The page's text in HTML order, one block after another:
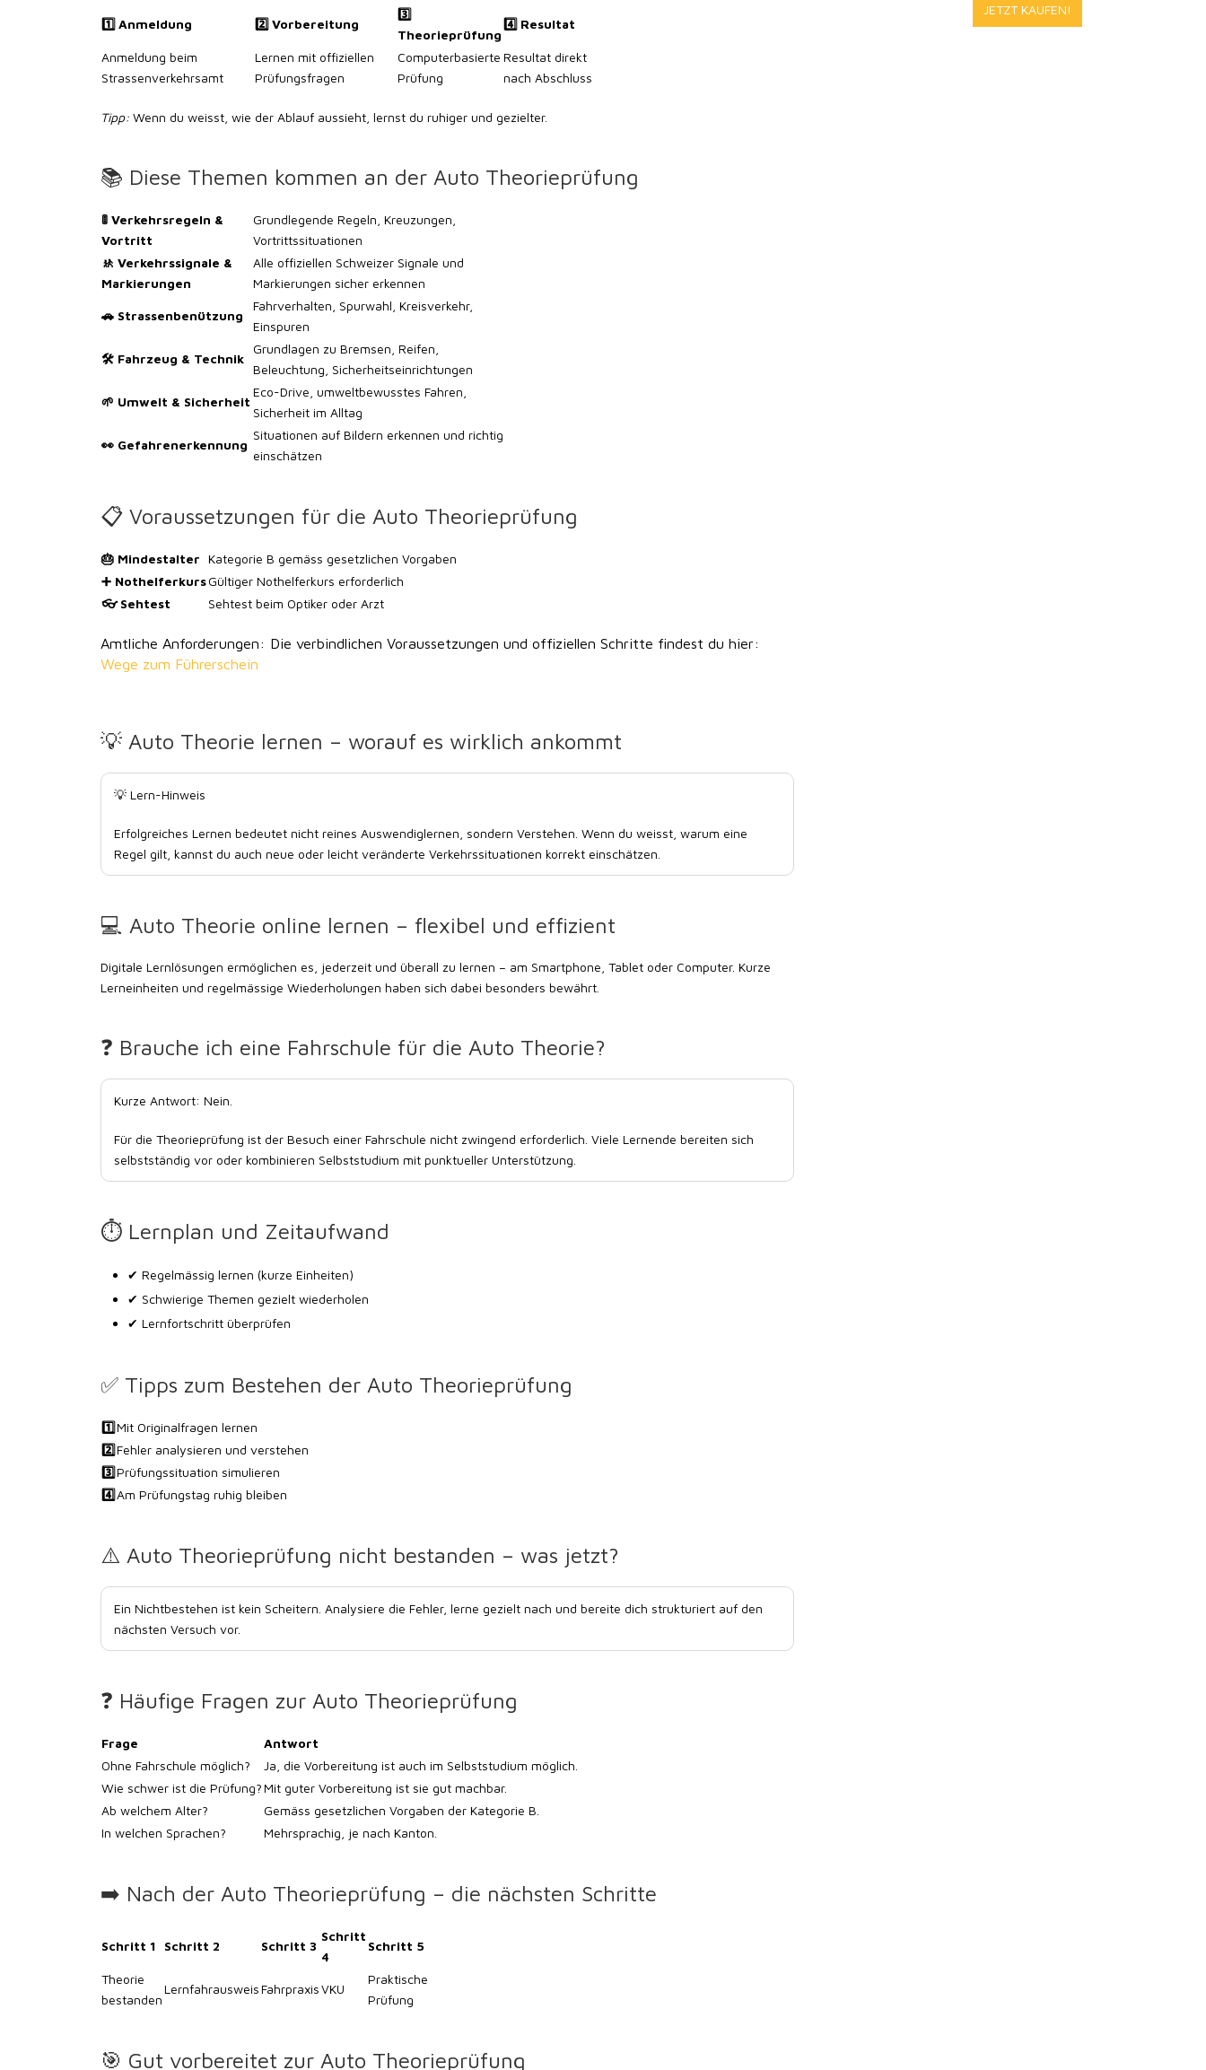
1️⃣ Anmeldung 2️⃣ Vorbereitung
3️⃣
Theorieprüfung
4️⃣ Resultat
Anmeldung beim
Strassenverkehrsamt
Lernen mit offiziellen
Prüfungsfragen
Computerbasierte
Prüfung
Resultat direkt
nach Abschluss
Tipp: Wenn du weisst, wie der Ablauf aussieht, lernst du ruhiger und gezielter.
📚 Diese Themen kommen an der Auto Theorieprüfung
🚦 Verkehrsregeln &
Vortritt
Grundlegende Regeln, Kreuzungen,
Vortrittssituationen
🚸 Verkehrssignale &
Markierungen
Alle offiziellen Schweizer Signale und
Markierungen sicher erkennen
🚗 Strassenbenützung
Fahrverhalten, Spurwahl, Kreisverkehr,
Einspuren
🛠️ Fahrzeug & Technik
Grundlagen zu Bremsen, Reifen,
Beleuchtung, Sicherheitseinrichtungen
🌱 Umwelt & Sicherheit
Eco-Drive, umweltbewusstes Fahren,
Sicherheit im Alltag
👀 Gefahrenerkennung
Situationen auf Bildern erkennen und richtig
einschätzen
📋 Voraussetzungen für die Auto Theorieprüfung
🎂 Mindestalter Kategorie B gemäss gesetzlichen Vorgaben
➕ NothelferkursGültiger Nothelferkurs erforderlich
👓 Sehtest
Sehtest beim Optiker oder Arzt
Amtliche Anforderungen: Die verbindlichen Voraussetzungen und offiziellen Schritte findest du hier:
Wege zum Führerschein
💡 Auto Theorie lernen – worauf es wirklich ankommt
💡 Lern-Hinweis
Erfolgreiches Lernen bedeutet nicht reines Auswendiglernen, sondern Verstehen. Wenn du weisst, warum eine
Regel gilt, kannst du auch neue oder leicht veränderte Verkehrssituationen korrekt einschätzen.
💻 Auto Theorie online lernen – flexibel und effizient
Digitale Lernlösungen ermöglichen es, jederzeit und überall zu lernen – am Smartphone, Tablet oder Computer. Kurze
Lerneinheiten und regelmässige Wiederholungen haben sich dabei besonders bewährt.
❓ Brauche ich eine Fahrschule für die Auto Theorie?
Kurze Antwort: Nein.
Für die Theorieprüfung ist der Besuch einer Fahrschule nicht zwingend erforderlich. Viele Lernende bereiten sich
selbstständig vor oder kombinieren Selbststudium mit punktueller Unterstützung.
⏱️ Lernplan und Zeitaufwand
✔ Regelmässig lernen (kurze Einheiten)
✔ Schwierige Themen gezielt wiederholen
✔ Lernfortschritt überprüfen
✅ Tipps zum Bestehen der Auto Theorieprüfung
1️⃣Mit Originalfragen lernen
2️⃣Fehler analysieren und verstehen
3️⃣Prüfungssituation simulieren
4️⃣Am Prüfungstag ruhig bleiben
⚠️ Auto Theorieprüfung nicht bestanden – was jetzt?
Ein Nichtbestehen ist kein Scheitern. Analysiere die Fehler, lerne gezielt nach und bereite dich strukturiert auf den
nächsten Versuch vor.
❓ Häufige Fragen zur Auto Theorieprüfung
Frage
Antwort
Ohne Fahrschule möglich?
Ja, die Vorbereitung ist auch im Selbststudium möglich.
Wie schwer ist die Prüfung?Mit guter Vorbereitung ist sie gut machbar.
Ab welchem Alter?
Gemäss gesetzlichen Vorgaben der Kategorie B.
In welchen Sprachen?
Mehrsprachig, je nach Kanton.
➡️ Nach der Auto Theorieprüfung – die nächsten Schritte
Schritt 1 Schritt 2 Schritt 3
Schritt
4
Schritt 5
Theorie
bestanden
LernfahrausweisFahrpraxisVKU
Praktische
Prüfung
🎯 Gut vorbereitet zur Auto Theorieprüfung
JETZT KAUFEN!